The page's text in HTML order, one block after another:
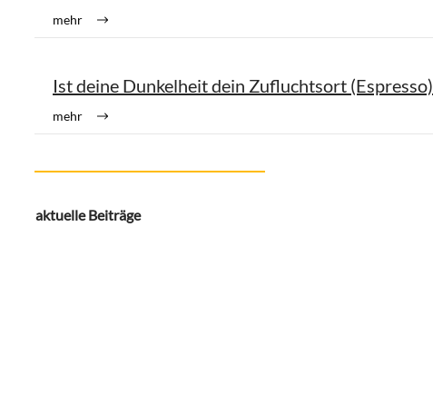
mehr
Ist deine Dunkelheit dein Zufluchtsort (Espresso)
mehr
aktuelle Beiträge